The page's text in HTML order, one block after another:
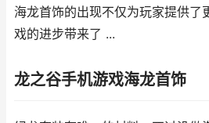
海龙首饰的出现不仅为玩家提供了
戏的进步带来了 ...
龙之谷手机游戏海龙首饰